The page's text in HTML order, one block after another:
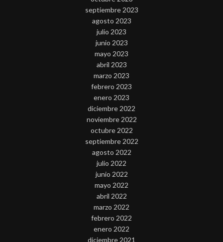
septiembre 2023
agosto 2023
julio 2023
junio 2023
mayo 2023
abril 2023
marzo 2023
febrero 2023
enero 2023
diciembre 2022
noviembre 2022
octubre 2022
septiembre 2022
agosto 2022
julio 2022
junio 2022
mayo 2022
abril 2022
marzo 2022
febrero 2022
enero 2022
diciembre 2021